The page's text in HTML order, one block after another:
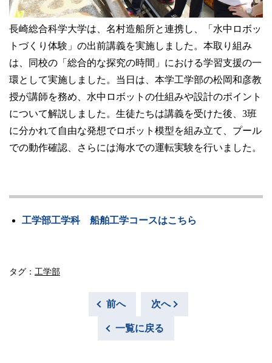
長崎総合科学大学は、名村造船所と連携し、「水中ロボッ
トづくり体験」の出前講義を実施しました。本取り組み
は、同校の「総合的な探究の時間」における学習支援の一
環として実施しました。当日は、本学工学部の松岡和彦教
授が講師を務め、水中ロボットの仕組みや設計のポイント
について解説しました。生徒たちは講義を受けた後、3班
に分かれて自由な発想でロボット模型を組み立て、プール
での動作確認、さらには海水での運転実験を行いました。
工学部工学科 船舶工学コースはこちら
タグ： 工学部
前へ 次へ
一覧に戻る